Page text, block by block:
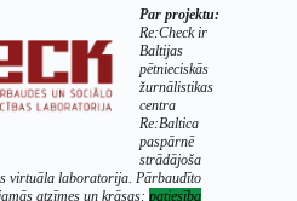
Par projektu:
Re:Check ir
Baltijas
pētnieciskās
žurnālistikas
centra
Re:Baltica
paspārnē
strādājoša
virtuāla laboratorija. Pārbaudīto
atzīmes un krāsas: patiesība